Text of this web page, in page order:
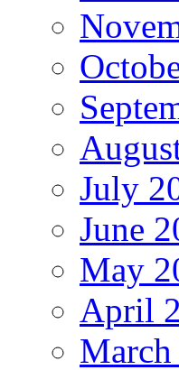
July
June
May
April